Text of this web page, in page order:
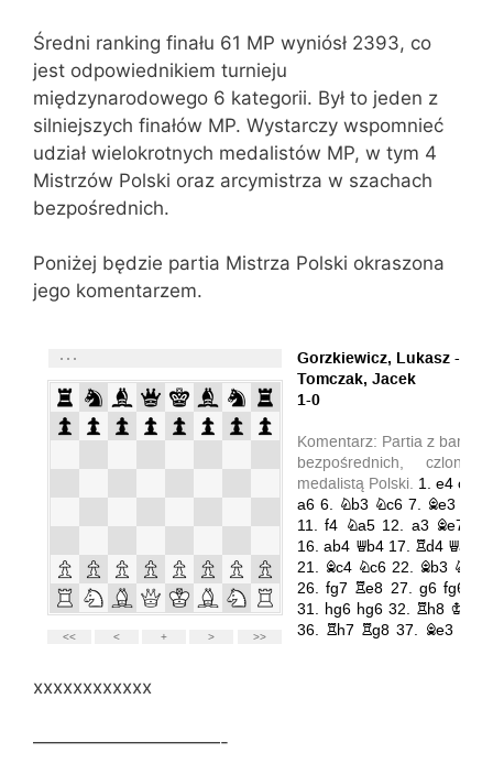
Średni ranking finału 61 MP wyniósł 2393, co
jest odpowiednikiem turnieju
międzynarodowego 6 kategorii. Był to jeden z
silniejszych finałów MP. Wystarczy wspomnieć
udział wielokrotnych medalistów MP, w tym 4
Mistrzów Polski oraz arcymistrza w szachach
bezpośrednich.
Poniżej będzie partia Mistrza Polski okraszona
jego komentarzem.
xxxxxxxxxxxx
——————————-